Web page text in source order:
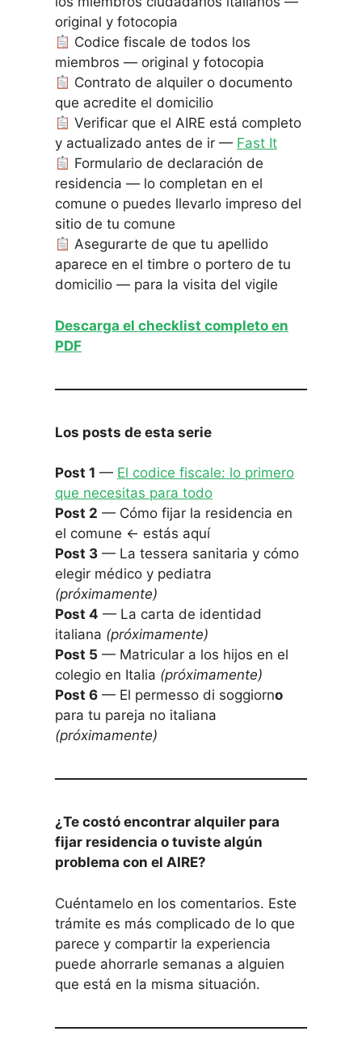
original y fotocopia
Codice fiscale de todos los
miembros — original y fotocopia
Contrato de alquiler o documento
que acredite el domicilio
Verificar que el AIRE está completo
y actualizado antes de ir — Fast It
Formulario de declaración de
residencia — lo completan en el
comune o puedes llevarlo impreso del
sitio de tu comune
Asegurarte de que tu apellido
aparece en el timbre o portero de tu
domicilio — para la visita del vigile
Descarga el checklist completo en
PDF
Los posts de esta serie
Post 1 — El codice fiscale: lo primero
que necesitas para todo
Post 2 — Cómo fijar la residencia en
el comune ← estás aquí
Post 3 — La tessera sanitaria y cómo
elegir médico y pediatra
(próximamente)
Post 4 — La carta de identidad
italiana (próximamente)
Post 5 — Matricular a los hijos en el
colegio en Italia (próximamente)
Post 6 — El permesso di soggiorno
para tu pareja no italiana
(próximamente)
¿Te costó encontrar alquiler para
fijar residencia o tuviste algún
problema con el AIRE?
Cuéntamelo en los comentarios. Este
trámite es más complicado de lo que
parece y compartir la experiencia
puede ahorrarle semanas a alguien
que está en la misma situación.